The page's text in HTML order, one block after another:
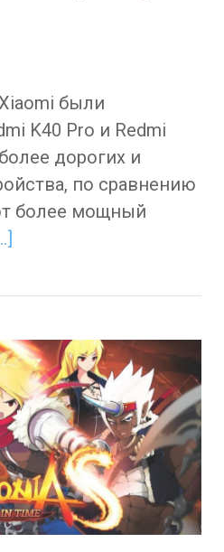
были
K40 Pro и Redmi
дорогих и
по сравнению
более мощный